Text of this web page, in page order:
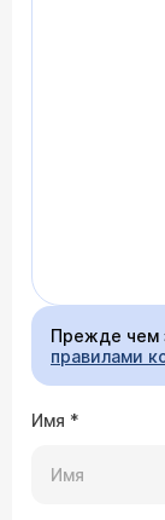
Прежде чем
правилами
Имя *